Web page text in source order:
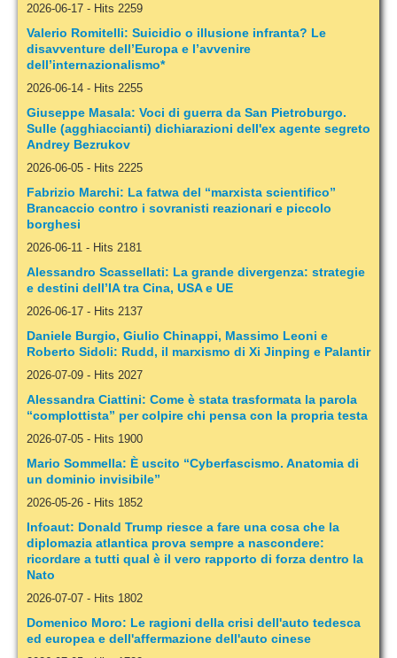
2026-06-17 - Hits 2259
Valerio Romitelli: Suicidio o illusione infranta? Le
disavventure dell’Europa e l’avvenire
dell’internazionalismo*
2026-06-14 - Hits 2255
Giuseppe Masala: Voci di guerra da San Pietroburgo.
Sulle (agghiaccianti) dichiarazioni dell'ex agente segreto
Andrey Bezrukov
2026-06-05 - Hits 2225
Fabrizio Marchi: La fatwa del “marxista scientifico”
Brancaccio contro i sovranisti reazionari e piccolo
borghesi
2026-06-11 - Hits 2181
Alessandro Scassellati: La grande divergenza: strategie
e destini dell’IA tra Cina, USA e UE
2026-06-17 - Hits 2137
Daniele Burgio, Giulio Chinappi, Massimo Leoni e
Roberto Sidoli: Rudd, il marxismo di Xi Jinping e Palantir
2026-07-09 - Hits 2027
Alessandra Ciattini: Come è stata trasformata la parola
“complottista” per colpire chi pensa con la propria testa
2026-07-05 - Hits 1900
Mario Sommella: È uscito “Cyberfascismo. Anatomia di
un dominio invisibile”
2026-05-26 - Hits 1852
Infoaut: Donald Trump riesce a fare una cosa che la
diplomazia atlantica prova sempre a nascondere:
ricordare a tutti qual è il vero rapporto di forza dentro la
Nato
2026-07-07 - Hits 1802
Domenico Moro: Le ragioni della crisi dell'auto tedesca
ed europea e dell'affermazione dell'auto cinese